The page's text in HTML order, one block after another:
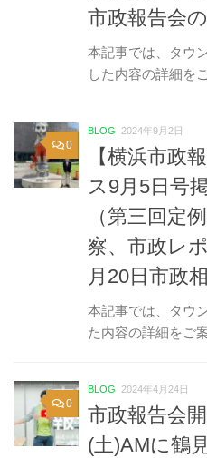
市政報告会の
本記事では、タウ
した内容の詳細を
0
BLOG 2024年9月2日
【横浜市政
ス9月5日号
（第三回定
察、市政レ
月20日市政
本記事では、タウ
た内容の詳細をご
0
BLOG 2024年4月24日
市政報告会
(土)AMに鶴